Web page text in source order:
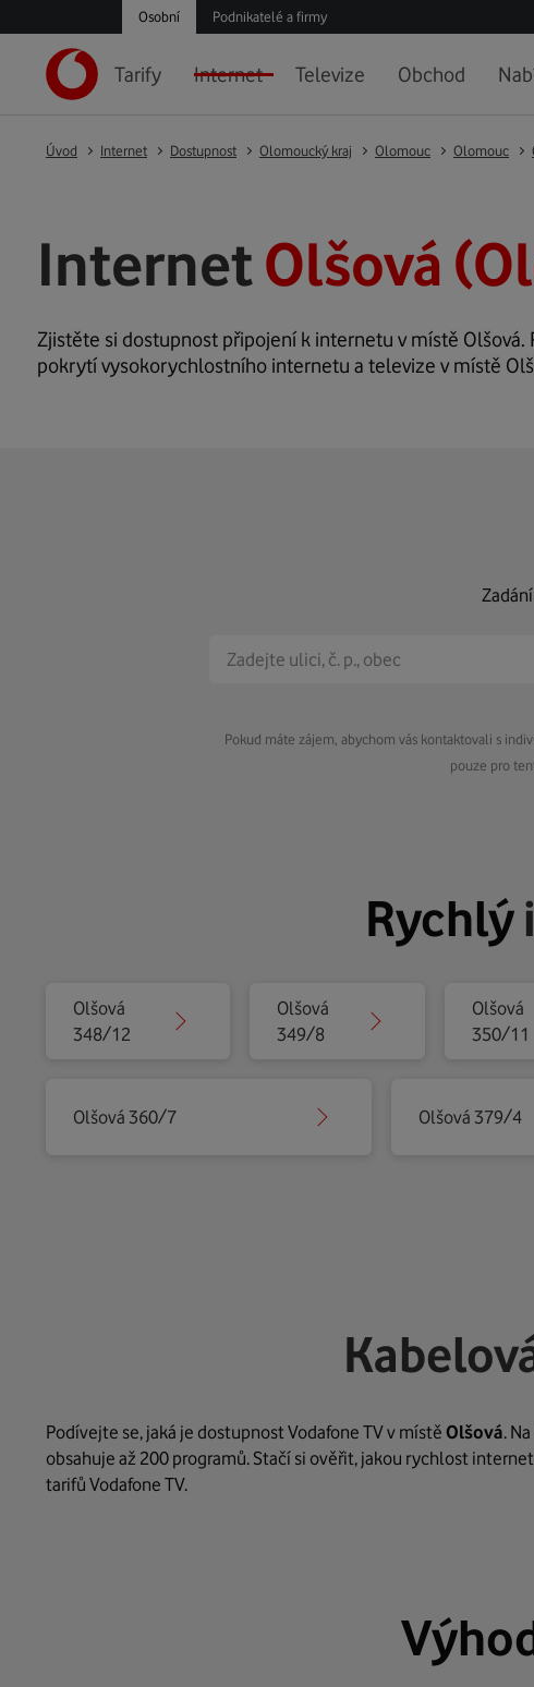
Osobní Podnikatelé a firmy
Tarify Internet Televize Obchod
Úvod Internet Dostupnost Olomoucký kraj Olomouc Olomouc
InternetOlšová
Zjistěte si dostupnost připojení k internetu v místě
pokrytí vysokorychlostního internetu a televize v místě
Pokud máte zájem, abychom vás kontaktovali s
pouze pro
Rychlý
Olšová
348/12
Olšová
349/8
Olšová
350/11
Olšová 360/7 Olšová 379/4
Podívejte se, jaká je dostupnost Vodafone TV v místě Olšová.
obsahuje až 200 programů. Stačí si ověřit, jakou rychlost
tarifů Vodafone TV.